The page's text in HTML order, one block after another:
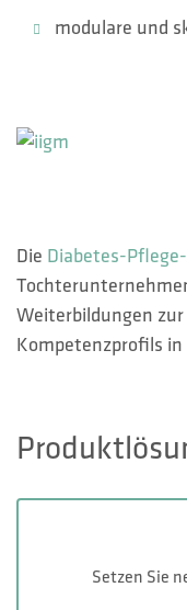
modulare und
Die Diabetes-
Weiterbildungen
Kompetenzprofils
Setzen Sie